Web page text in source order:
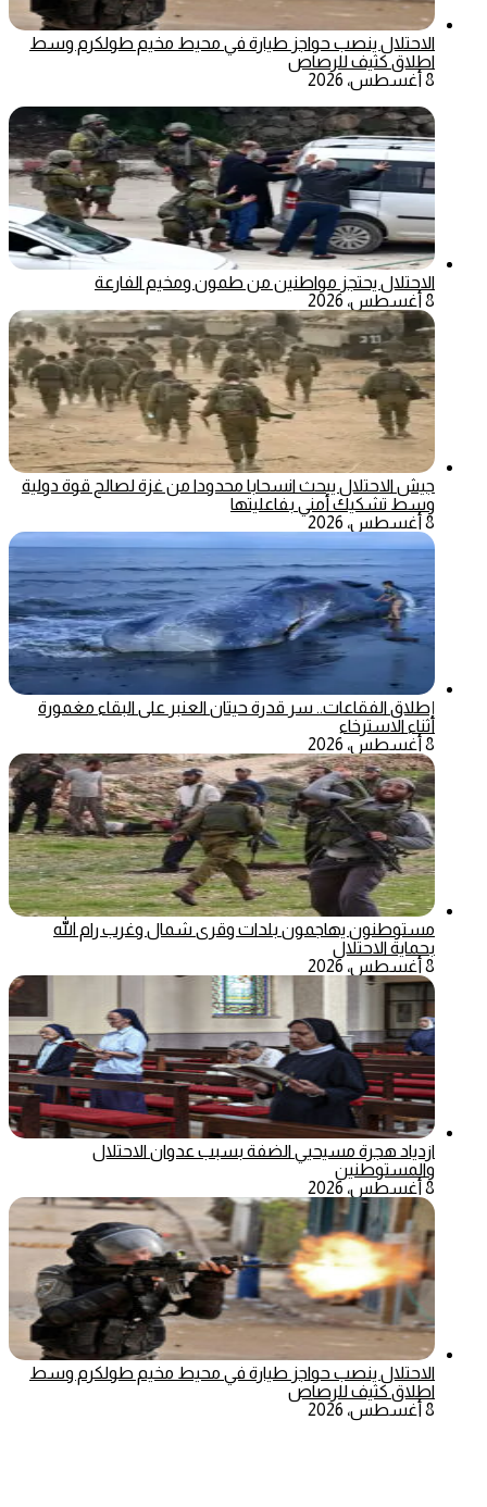
الاحتلال ينصب حواجز طيارة في محيط مخيم طولكرم وسط
اطلاق كثيف للرصاص
8 أغسطس، 2026
الاحتلال يحتجز مواطنين من طمون ومخيم الفارعة
8 أغسطس، 2026
جيش الاحتلال يبحث انسحابا محدودا من غزة لصالح قوة دولية
وسط تشكيك أمني بفاعليتها
8 أغسطس، 2026
إطلاق الفقاعات.. سر قدرة حيتان العنبر على البقاء مغمورة
أثناء الاسترخاء
8 أغسطس، 2026
مستوطنون يهاجمون بلدات وقرى شمال وغرب رام الله
بحماية الاحتلال
8 أغسطس، 2026
ازدياد هجرة مسيحيي الضفة بسبب عدوان الاحتلال
والمستوطنين
8 أغسطس، 2026
الاحتلال ينصب حواجز طيارة في محيط مخيم طولكرم وسط
اطلاق كثيف للرصاص
8 أغسطس، 2026